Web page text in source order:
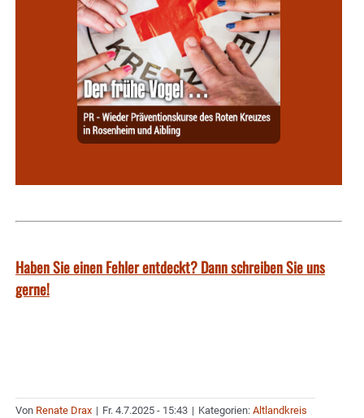
Haben Sie einen Fehler entdeckt? Dann schreiben Sie uns
gerne!
Von Renate Drax | Fr. 4.7.2025 - 15:43 | Kategorien: Altlandkreis